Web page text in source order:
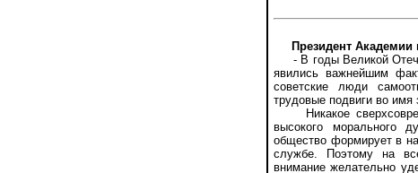
Президент
- В годы Великой
явились важнейшим
советские люди
трудовые подвиги во имя
Никакое
высокого морального
общество формирует в
службе. Поэтому на
внимание желательно